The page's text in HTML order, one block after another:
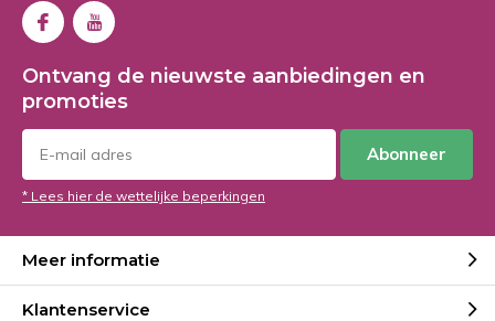
Ontvang de nieuwste aanbiedingen en
promoties
Abonneer
* Lees hier de wettelijke beperkingen
Meer informatie
Klantenservice